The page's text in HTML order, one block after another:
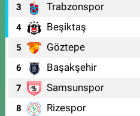
3 Trabzonspor
4 Beşiktaş
5 Göztepe
6 Başakşehir
7 Samsunspor
8 Rizespor